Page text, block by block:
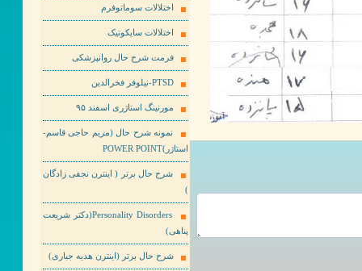
اختلالات سوماتوفرم
اختلالات سایکوتیک
فرمت شرح حال روانپزشکی
PTSD-نیلوفر فخرالدین
مورنینگ استاژری اسفند ۹۵
نمونه شرح حال (مریم حاجی قاسم-
استاژر)POWER POINT
شرح حال برتر ( اینترن نجفی زادگان
)
Personality Disorders(دکتر شریعت
پناهی)
شرح حال برتر (اینترن هدیه جباری)